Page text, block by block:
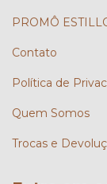
PROMÔ
Contato
Política de
Quem Somos
Trocas e